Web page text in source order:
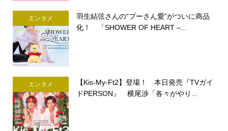
エンタメ
羽生結弦さんの“プーさん愛”がついに商品
化！ 「SHOWER OF HEART –...
エンタメ
【Kis-My-Ft2】登場！ 本日発売『TVガイ
ドPERSON』 横尾渉「各々がやり...